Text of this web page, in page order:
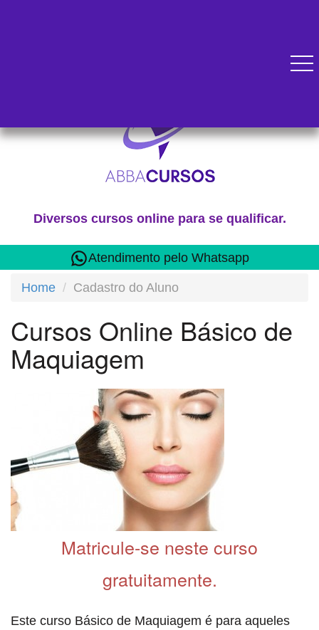
Atendimento pelo Whatsapp
Diversos cursos online para se qualificar.
Home Cadastro do Aluno
Cursos Online Básico de
Maquiagem
Matricule-se neste curso
gratuitamente.
Este curso Básico de Maquiagem é para aqueles